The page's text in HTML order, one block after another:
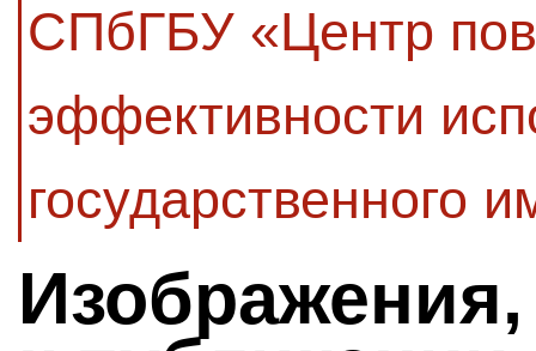
СПбГБУ «Центр
эффективности
государственного